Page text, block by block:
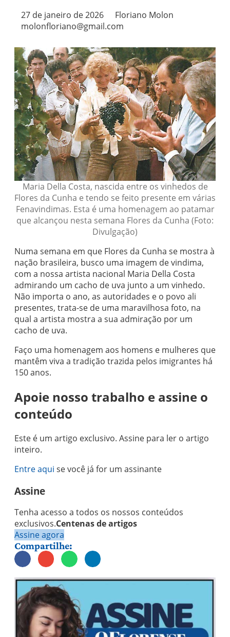
27 de janeiro de 2026
Floriano Molon
molonfloriano@gmail.com
Maria Della Costa, nascida entre os vinhedos de
Flores da Cunha e tendo se feito presente em várias
Fenavindimas. Esta é uma homenagem ao patamar
que alcançou nesta semana Flores da Cunha (Foto:
Divulgação)
Numa semana em que Flores da Cunha se mostra à
nação brasileira, busco uma imagem de vindima,
com a nossa artista nacional Maria Della Costa
admirando um cacho de uva junto a um vinhedo.
Não importa o ano, as autoridades e o povo ali
presentes, trata-se de uma maravilhosa foto, na
qual a artista mostra a sua admiração por um
cacho de uva.
Faço uma homenagem aos homens e mulheres que
mantêm viva a tradição trazida pelos imigrantes há
150 anos.
Apoie nosso trabalho e assine o
conteúdo
Este é um artigo exclusivo. Assine para ler o artigo
inteiro.
Entre aqui se você já for um assinante
Assine
Tenha acesso a todos os nossos conteúdos
exclusivos.Centenas de artigos
Assine agora
Compartilhe: